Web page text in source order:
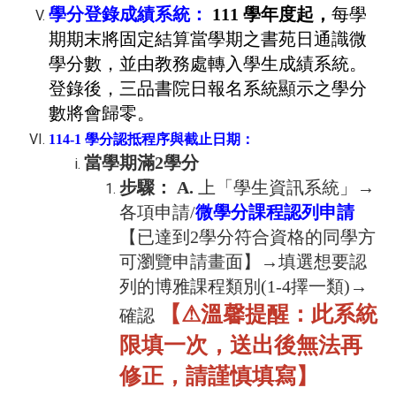
學分登錄成績系統：
111 學年度起， 每學
期期末將固定結算當學期之書苑日通識微
學分數，並由教務處轉入學生成績系統。
登錄後，三品書院日報名系統顯示之學分
數將會歸零。
114-1 學分認抵程序與截止日期：
當學期滿2學分
步驟 ： A.
上「學生資訊系統」→
各項申請/微學分課程認列申請
【已達到2學分符合資格的同學方
可瀏覽申請畫面】→填選想要認
列 的博雅課程類別(1-4擇一類)→
確認
【⚠溫馨提醒：此系統
限填一次，送出後無法再
修正，請謹慎填寫】